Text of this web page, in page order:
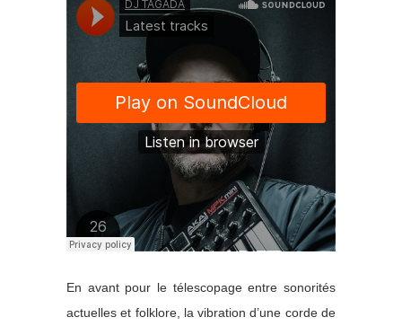
En avant pour le télescopage entre sonorités
actuelles et folklore, la vibration d’une corde de